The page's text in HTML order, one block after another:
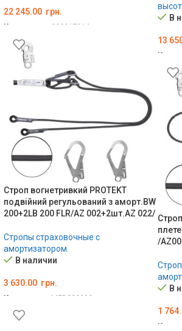
22 245.00 грн.
Код товара: 000017914
В КОРЗИНУ
В
13
Код
В
Строп вогнетривкий PROTEKT
подвійний регульований з аморт.BW
200+2LB 200 FLR/AZ 002+2шт.AZ 022/
Стропы страховочные с
амортизатором.
В наличии
3 630.00 грн.
Код товара: MED000929
В КОРЗИНУ
/
В
1
Код